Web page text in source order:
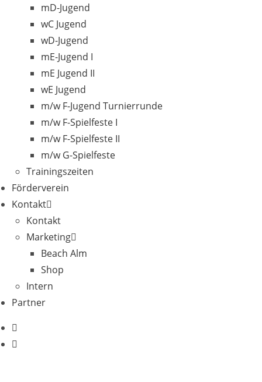
mD-Jugend
wC Jugend
wD-Jugend
mE-Jugend I
mE Jugend II
wE Jugend
m/w F-Jugend Turnierrunde
m/w F-Spielfeste I
m/w F-Spielfeste II
m/w G-Spielfeste
Trainingszeiten
Förderverein
Kontakt
Kontakt
Marketing
Beach Alm
Shop
Intern
Partner